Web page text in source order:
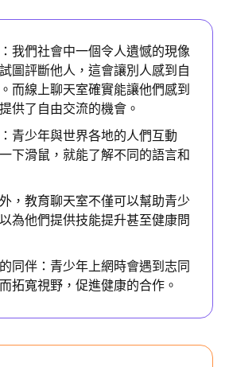
我們社會中一個令人遺憾的現像
圖評斷他人，這會讓別人感到自
而線上聊天室確實能讓他們感到
供了自由交流的機會。
青少年與世界各地的人們互動
下滑鼠，就能了解不同的語言和
，教育聊天室不僅可以幫助青少
為他們提供技能提升甚至健康問
同伴：青少年上網時會遇到志同
拓寬視野，促進健康的合作。